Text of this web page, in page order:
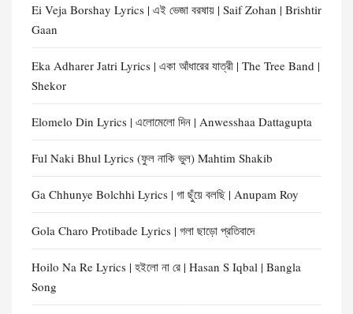
Ei Veja Borshay Lyrics | এই ভেজা বরষায় | Saif Zohan | Brishtir
Gaan
Eka Adharer Jatri Lyrics | একা আঁধারের যাত্রী | The Tree Band |
Shekor
Elomelo Din Lyrics | এলোমেলো দিন | Anwesshaa Dattagupta
Ful Naki Bhul Lyrics (ফুল নাকি ভুল) Mahtim Shakib
Ga Chhunye Bolchhi Lyrics | গা ছুঁয়ে বলছি | Anupam Roy
Gola Charo Protibade Lyrics | গলা ছাড়ো প্রতিবাদে
Hoilo Na Re Lyrics | হইলো না রে | Hasan S Iqbal | Bangla
Song